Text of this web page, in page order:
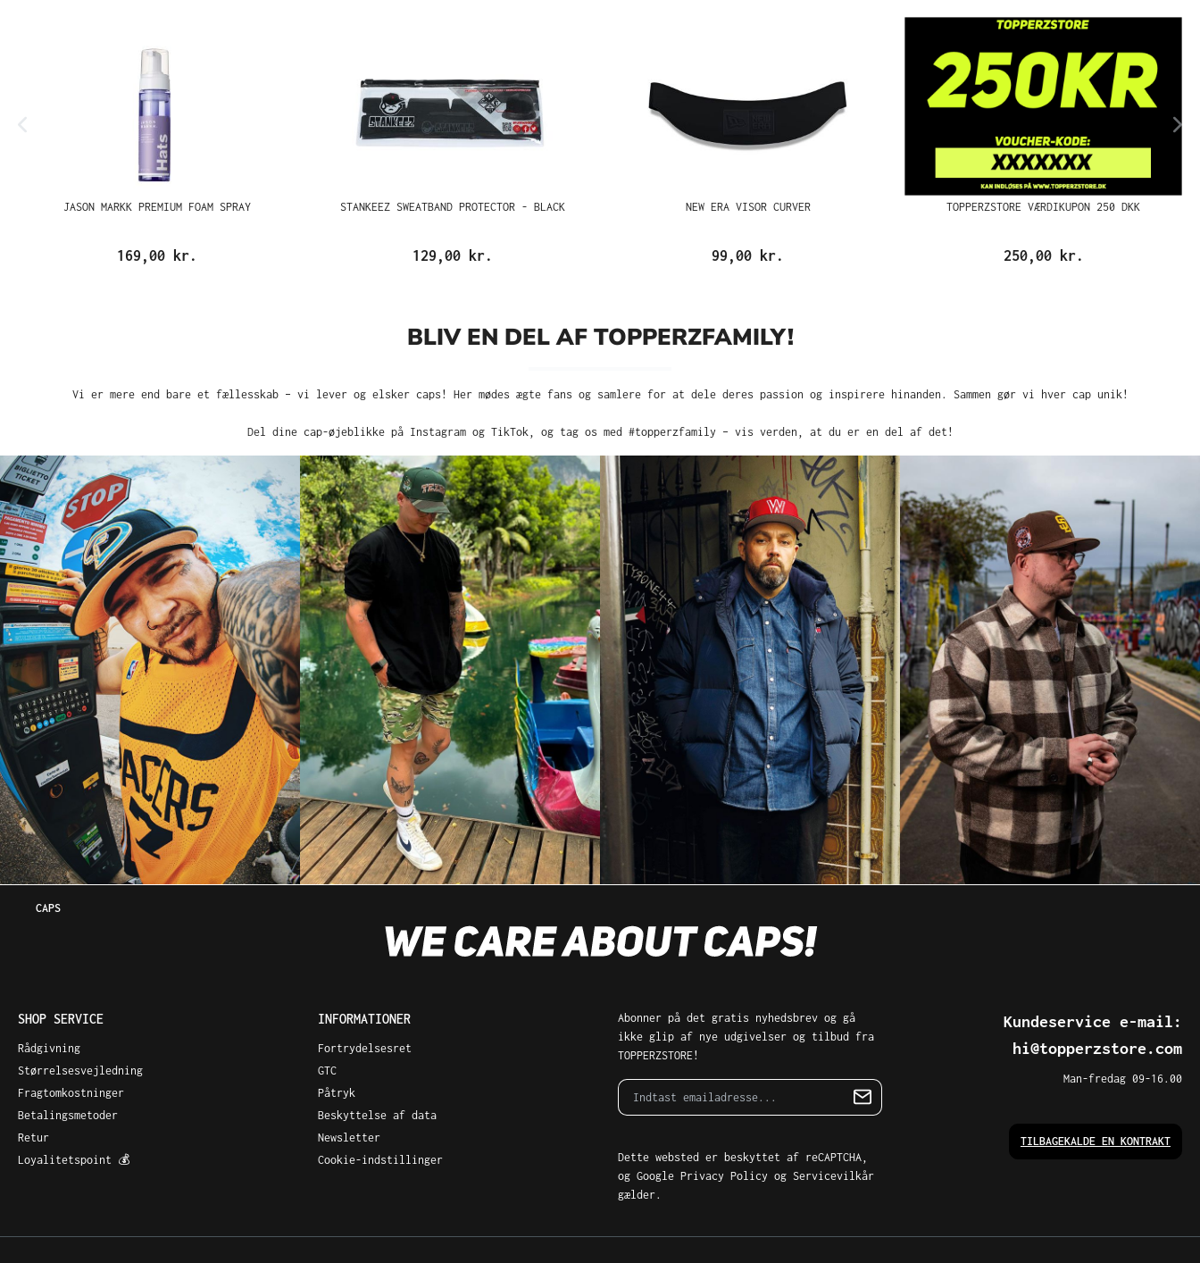
JASON MARKK PREMIUM FOAM SPRAY
169,00 kr.
STANKEEZ SWEATBAND PROTECTOR - BLACK
129,00 kr.
NEW ERA VISOR CURVER
99,00 kr.
TOPPERZSTORE VÆRDIKUPON 250 DKK
250,00 kr.
BLIV EN DEL AF TOPPERZFAMILY!
Vi er mere end bare et fællesskab – vi lever og elsker caps! Her mødes ægte fans og samlere for at dele deres passion og inspirere hinanden. Sammen gør vi hver cap unik!
Del dine cap-øjeblikke på Instagram og TikTok, og tag os med #topperzfamily – vis verden, at du er en del af det!
CAPS
SHOP SERVICE
Rådgivning
Størrelsesvejledning
Fragtomkostninger
Betalingsmetoder
Retur
Loyalitetspoint 💰
INFORMATIONER
Fortrydelsesret
GTC
Påtryk
Beskyttelse af data
Newsletter
Cookie-indstillinger
Abonner på det gratis nyhedsbrev og gå
ikke glip af nye udgivelser og tilbud fra
TOPPERZSTORE!
Dette websted er beskyttet af reCAPTCHA,
og Google Privacy Policy og Servicevilkår
gælder.
Kundeservice e-mail:
hi@topperzstore.com
Man-fredag 09-16.00
TILBAGEKALDE EN KONTRAKT